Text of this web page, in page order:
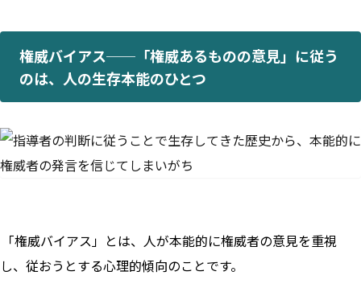
権威バイアス──「権威あるものの意見」に従う
のは、人の生存本能のひとつ
「権威バイアス」とは、人が本能的に権威者の意見を重視
し、従おうとする心理的傾向のことです。